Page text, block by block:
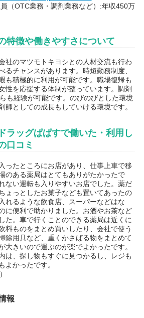
（OTC業務・調剤業務など）:年収450万
特徴や働きやすさについて
社のマツモトキヨシとの人材交流も行わ
るチャンスがあります。時短勤務制度、
も積極的に利用が可能です。職場復帰も
性を応援する体制が整っています。調剤
も経験が可能です。のびのびとした環境
師としての成長もしていける環境です。
ラッグぱぱすで働いた・利用し
口コミ
ったところにお店があり、仕事上車で移
のある薬局はとてもありがたかったで
ない運転も入りやすいお店でした。薬だ
ょっとしたお菓子なども置いてあったの
れるような飲食店、スーパーなどはな
に便利で助かりました。お酒やお茶など
た。車で行くことのできる薬局は近くに
料ものをまとめ買いしたり、会社で使う
除用具など、重くかさばる物をまとめて
大きいので運ぶのが楽でよかったです。
は、探し物もすぐに見つかるし、レジも
よかったです。
報